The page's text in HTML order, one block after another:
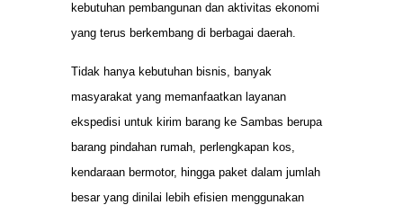
kebutuhan pembangunan dan aktivitas ekonomi
yang terus berkembang di berbagai daerah.
Tidak hanya kebutuhan bisnis, banyak
masyarakat yang memanfaatkan layanan
ekspedisi untuk kirim barang ke Sambas berupa
barang pindahan rumah, perlengkapan kos,
kendaraan bermotor, hingga paket dalam jumlah
besar yang dinilai lebih efisien menggunakan